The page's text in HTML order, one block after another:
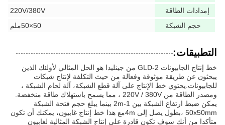
إمدادات الطاقة
220V/380V
حجم الشبكة
50×50ملم
التطبيقات:
خط إنتاج الجابيونات GLD-2 من جينليدا هو الحل المثالي لأولئك الذين
يبحثون عن طريقة موثوقة وفعالة من حيث التكلفة لإنتاج شبكات
للجابيونات.يحتوي خط الإنتاج على آلة قطع الشبكة، آلة لحام الشبكة ،
ومصدر الطاقة من 220V / 380V ، مما يسمح باستهلاك طاقة منخفضة.
يمكن ضبط ارتفاع الشبكة بين 1-2m بينما يبلغ حجم فتحة الشبكة
50x50mm ،بطول يصل إلى 4mمع هذا خط إنتاج غابيون، يمكنك أن تكون
متأكدا من أنك سوف تكون قادرة على إنتاج الشبكة المثالية لغابيون